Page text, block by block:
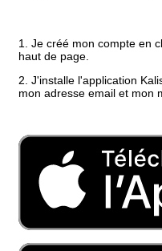
1. Je créé mon compte en
haut de page.
2. J'installe l'application
mon adresse email et mon